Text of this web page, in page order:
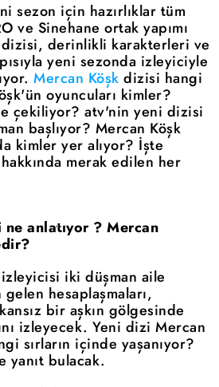
sezon için hazırlıklar tüm
ve Sinehane ortak yapımı
derinlikli karakterleri ve
yeni sezonda izleyiciyle
Mercan Köşk dizisi hangi
oyuncuları kimler?
çekiliyor? atv'nin yeni dizisi
başlıyor? Mercan Köşk
kimler yer alıyor? İşte
merak edilen her
anlatıyor ? Mercan
iki düşman aile
hesaplaşmaları,
bir aşkın gölgesinde
izleyecek. Yeni dizi Mercan
sırların içinde yaşanıyor?
yanıt bulacak.